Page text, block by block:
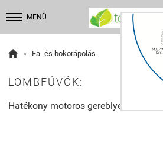
MENÜ
 » Fa- és bokorápolás
LOMBFÚVÓK:
Hatékony motoros gereblye!